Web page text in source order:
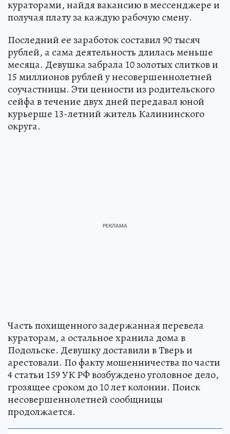
кураторами, найдя вакансию в мессенджере и
получая плату за каждую рабочую смену.
Последний ее заработок составил 90 тысяч
рублей, а сама деятельность длилась меньше
месяца. Девушка забрала 10 золотых слитков и
15 миллионов рублей у несовершеннолетней
соучастницы. Эти ценности из родительского
сейфа в течение двух дней передавал юной
курьерше 13-летний житель Калининского
округа.
Часть похищенного задержанная перевела
кураторам, а остальное хранила дома в
Подольске. Девушку доставили в Тверь и
арестовали. По факту мошенничества по части
4 статьи 159 УК РФ возбуждено уголовное дело,
грозящее сроком до 10 лет колонии. Поиск
несовершеннолетней сообщницы
продолжается.